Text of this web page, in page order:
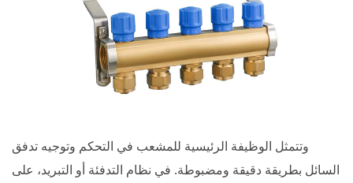
وتتمثل الوظيفة الرئيسية للمشعب في التحكم وتوجيه تدفق
السائل بطريقة دقيقة ومضبوطة. في نظام التدفئة أو التبريد، على